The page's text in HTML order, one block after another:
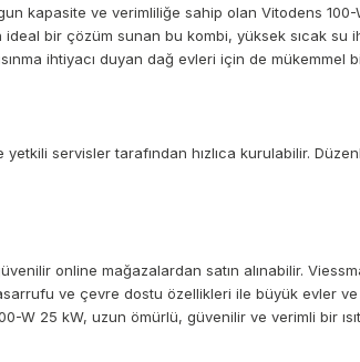
kapasite ve verimliliğe sahip olan Vitodens
bir çözüm sunan bu kombi, yüksek sıcak su
ihtiyacı duyan dağ evleri için de mükemmel
servisler tarafından hızlıca kurulabilir.
online mağazalardan satın alınabilir.
ve çevre dostu özellikleri ile büyük evler
W 25 kW, uzun ömürlü, güvenilir ve verimli bir